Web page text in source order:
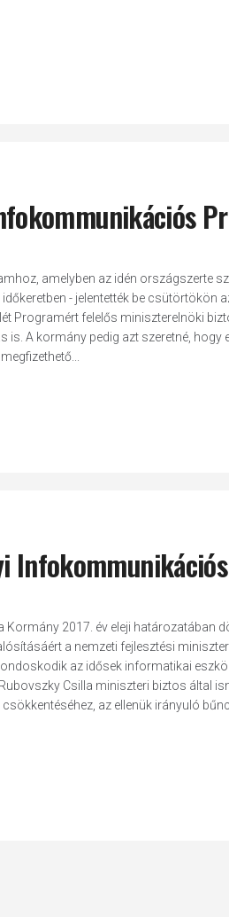
amelyben az idén országszerte
- jelentették be csütörtökön
Programért felelős miniszterelnöki
A kormány pedig azt szeretné, hogy
2017. év eleji határozatában
a nemzeti fejlesztési
az idősek informatikai
Csilla miniszteri biztos által
az ellenük irányuló